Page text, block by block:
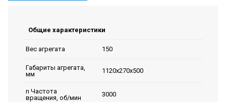
Общие характеристики
Вес агрегата 150
Габариты агрегата,
мм
1120х270х500
n Частота
вращения, об/мин
3000